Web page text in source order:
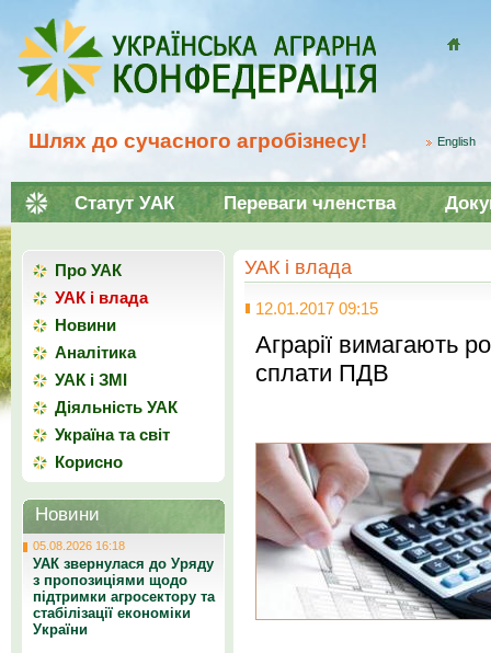
Шлях до сучасного агробізнесу! English
Статут УАК Переваги членства
УАК і влада
12.01.2017 09:15
Аграрії вимагають
сплати ПДВ
Про УАК
УАК і влада
Новини
Аналітика
УАК і ЗМІ
Діяльність УАК
Україна та світ
Корисно
Новини
05.08.2026 16:18
УАК звернулася до Уряду
з пропозиціями щодо
підтримки агросектору та
стабілізації економіки
України